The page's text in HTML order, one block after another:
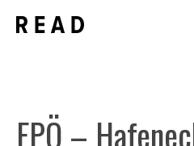
Inhalt
FPÖ –